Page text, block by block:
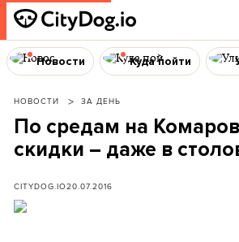
Новости Куда пойти
НОВОСТИ ЗА ДЕНЬ
По средам на
скидки – даже в
CITYDOG.IO20.07.2016